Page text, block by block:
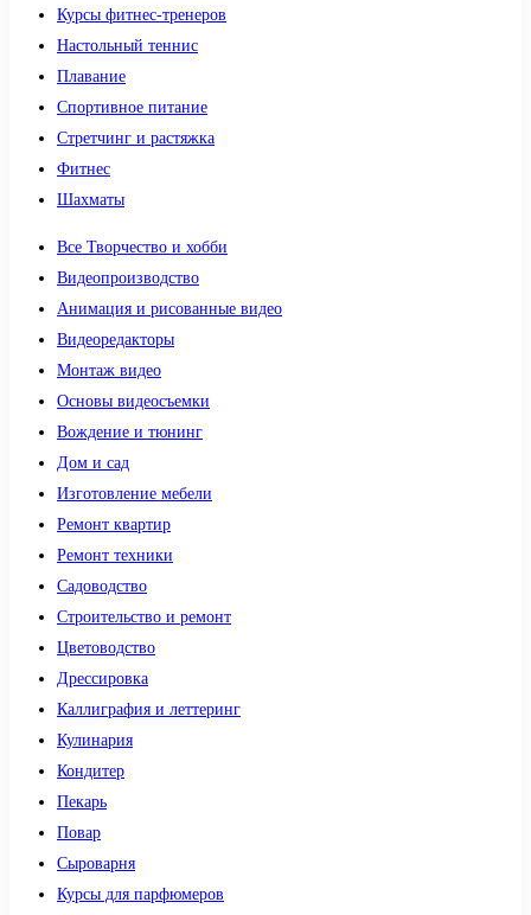
Курсы фитнес-тренеров
Настольный теннис
Плавание
Спортивное питание
Стретчинг и растяжка
Фитнес
Шахматы
Все Творчество и хобби
Видеопроизводство
Анимация и рисованные видео
Видеоредакторы
Монтаж видео
Основы видеосъемки
Вождение и тюнинг
Дом и сад
Изготовление мебели
Ремонт квартир
Ремонт техники
Садоводство
Строительство и ремонт
Цветоводство
Дрессировка
Каллиграфия и леттеринг
Кулинария
Кондитер
Пекарь
Повар
Сыроварня
Курсы для парфюмеров